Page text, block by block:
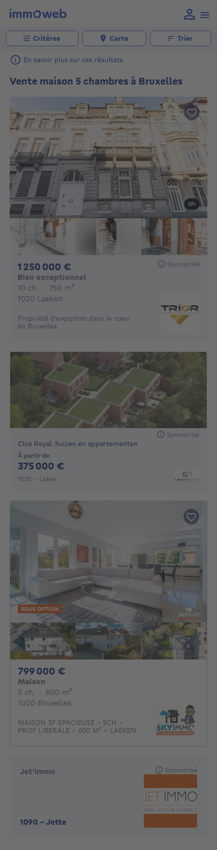
Critères Carte Trier
En savoir plus sur ces résultats
Vente maison 5 chambres à Bruxelles
1 250 000 € Sponsorisé
Bien exceptionnel
10 ch. 10 chambres
· 750 m²
1020 Laeken
Propriété d'exception dans le cœur
de Bruxelles
Sponsorisé
Clos Royal: huizen en appartementen
À partir de
375 000 €
1020 - Laken
SOUS OPTION
799 000 €
Maison
5 ch. 5 chambres
· 600 m²
1020 Bruxelles
MAISON 3F SPACIEUSE - 5CH -
PROF LIBERALE - 600 M² - LAEKEN
Jet'Immo
1090 -Jette
Sponsorisé